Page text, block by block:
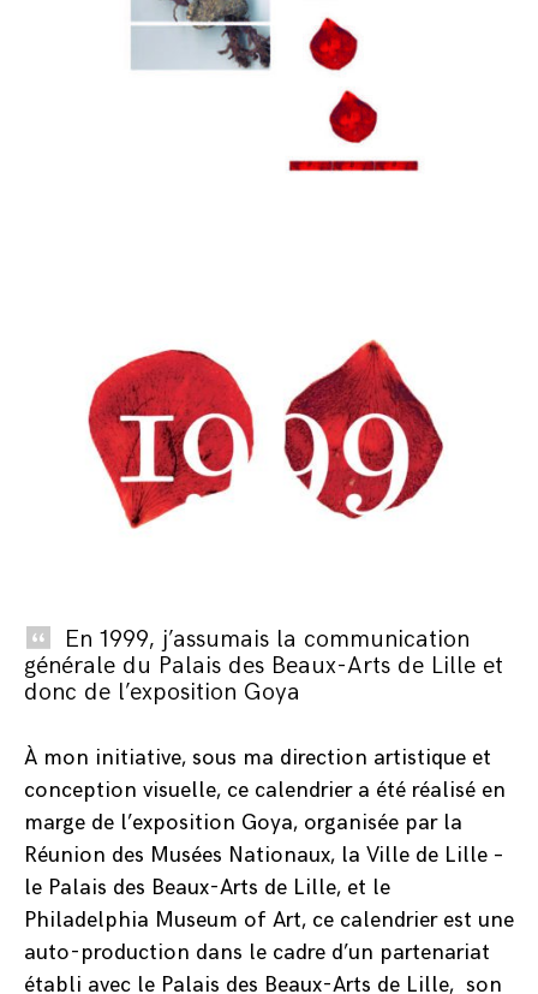
En 1999, j’assumais la communication
générale du Palais des Beaux-Arts de Lille et
donc de l’exposition Goya
À mon initiative, sous ma direction artistique et
conception visuelle, ce calendrier a été réalisé en
marge de l’exposition Goya, organisée par la
Réunion des Musées Nationaux, la Ville de Lille –
le Palais des Beaux-Arts de Lille, et le
Philadelphia Museum of Art, ce calendrier est une
auto-production dans le cadre d’un partenariat
établi avec le Palais des Beaux-Arts de Lille, son